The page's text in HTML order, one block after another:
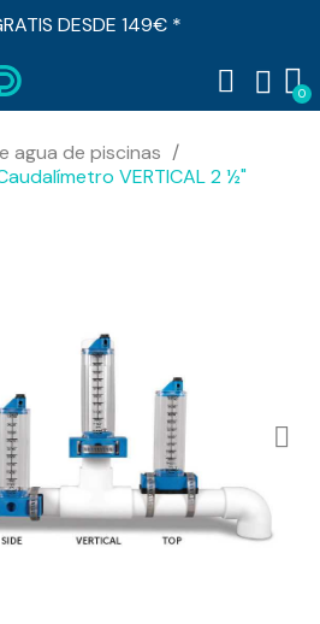
DESDE 149€ *
agua de piscinas
VERTICAL 2 ½"